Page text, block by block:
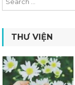
THƯ VIỆN